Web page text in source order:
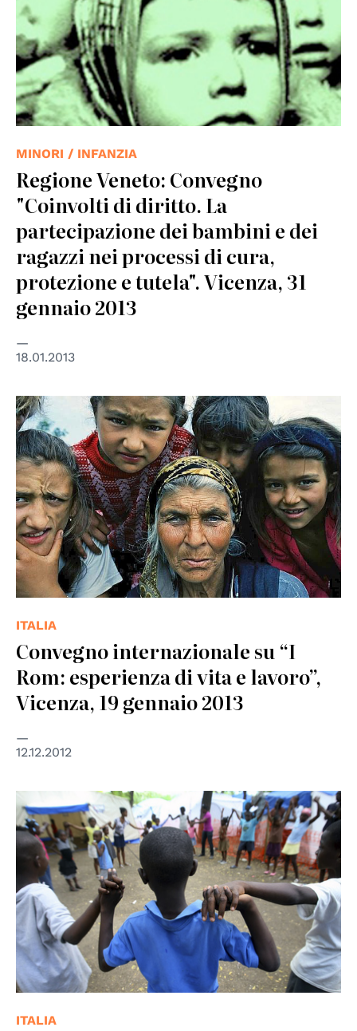
MINORI / INFANZIA
Regione Veneto: Convegno
"Coinvolti di diritto. La
partecipazione dei bambini e dei
ragazzi nei processi di cura,
protezione e tutela". Vicenza, 31
gennaio 2013
18.01.2013
ITALIA
Convegno internazionale su “I
Rom: esperienza di vita e lavoro”,
Vicenza, 19 gennaio 2013
12.12.2012
© United Nations
ITALIA